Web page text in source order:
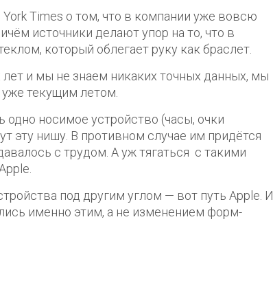
Times о том, что в компании уже вовсю
источники делают упор на то, что в
который облегает руку как браслет.
и мы не знаем никаких точных данных, мы
уже текущим летом.
одно носимое устройство (часы, очки
эту нишу. В противном случае им придётся
с трудом. А уж тягаться с такими
под другим углом — вот путь Apple. И
именно этим, а не изменением форм-